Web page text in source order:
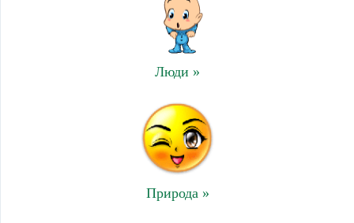
Люди »
Природа »